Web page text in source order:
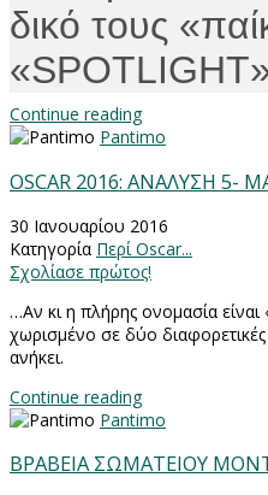
δικό τους
«SPOTLIGHT
Continue reading
Pantimo
OSCAR 2016: ΑΝΑΛΥΣΗ 5-
30 Ιανουαρίου 2016
Κατηγορία Περί Oscar...
Σχολίασε πρώτος!
…Αν κι η πλήρης ονομασία
χωρισμένο σε δύο
ανήκει.
Continue reading
Pantimo
ΒΡΑΒΕΙΑ ΣΩΜΑΤΕΙΟΥ